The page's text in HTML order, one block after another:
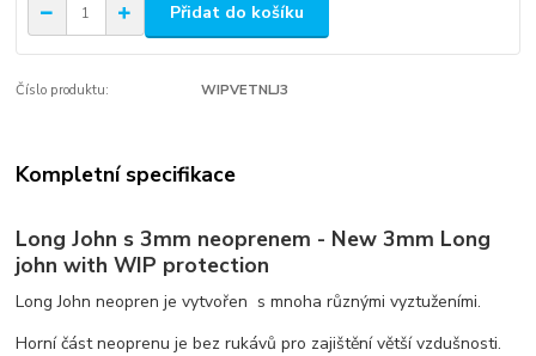
Přidat do košíku
Číslo produktu: WIPVETNLJ3
Kompletní specifikace
Long John s 3mm neoprenem - New 3mm Long
john with WIP protection
Long John neopren je vytvořen s mnoha různými vyztuženími.
Horní část neoprenu je bez rukávů pro zajištění větší vzdušnosti.